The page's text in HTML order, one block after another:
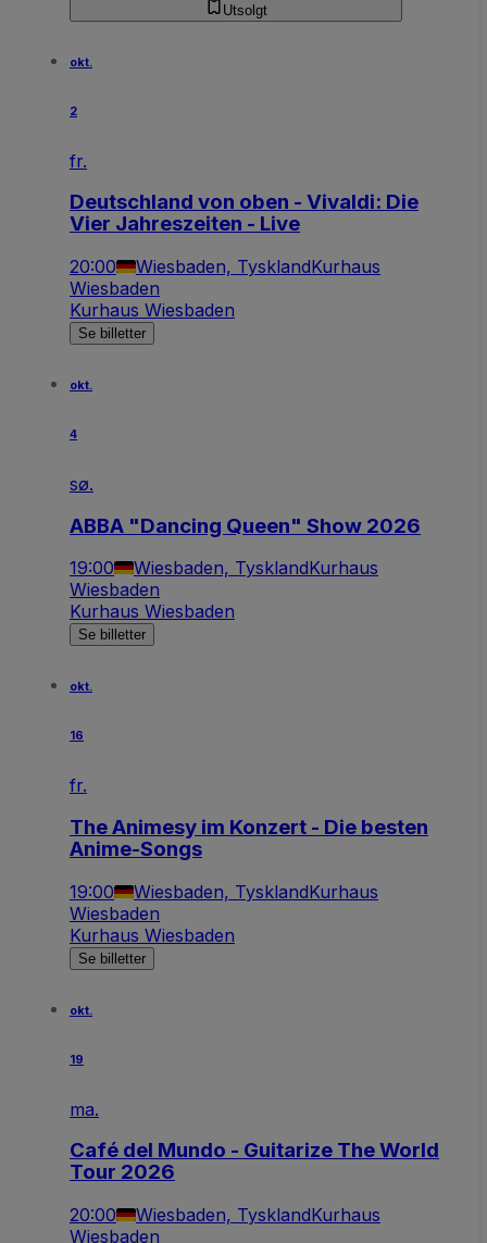
Utsolgt
okt.
2
fr.
Deutschland von oben - Vivaldi: Die
Vier Jahreszeiten - Live
20:00 Wiesbaden, TysklandKurhaus
Wiesbaden
Kurhaus Wiesbaden
Se billetter
okt.
4
sø.
ABBA "Dancing Queen" Show 2026
19:00 Wiesbaden, TysklandKurhaus
Wiesbaden
Kurhaus Wiesbaden
Se billetter
okt.
16
fr.
The Animesy im Konzert - Die besten
Anime-Songs
19:00 Wiesbaden, TysklandKurhaus
Wiesbaden
Kurhaus Wiesbaden
Se billetter
okt.
19
ma.
Café del Mundo - Guitarize The World
Tour 2026
20:00 Wiesbaden, TysklandKurhaus
Wiesbaden